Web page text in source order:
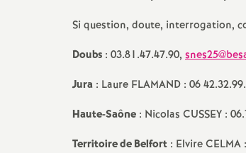
Si question, doute, interrogation,
Doubs : 03.81.47.47.90,
Jura : Laure FLAMAND : 06
Haute-Saône : Nicolas CUSSEY :
Territoire de Belfort : Elvire CELMA